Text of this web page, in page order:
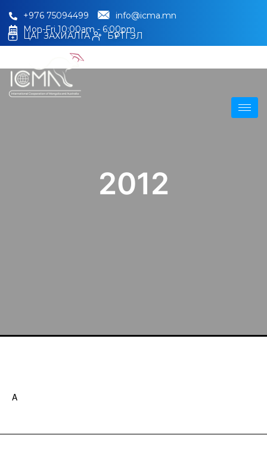
+976 75094499
info@icma.mn
Mon-Fri 10:00am - 6:00pm
ЦАГ ЗАХИАЛГА БҮРТГЭЛ
2012
A